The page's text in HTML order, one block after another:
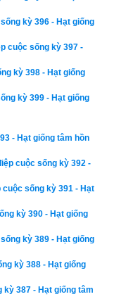
Phù
Xem ngày
theo Khổng Minh
Lý Thuần Phong
gian…nên vinh dự
vạn niên số 1 hiện
mà còn luận giải
dễ dàng lựa chọn
Hãy thử một lần
mềm lịch vạn sự
kỳ 396 - Hạt giống
cuộc sống kỳ 397 -
kỳ 398 - Hạt giống
kỳ 399 - Hạt giống
- Hạt giống tâm hồn
cuộc sống kỳ 392 -
sống kỳ 391 - Hạt
kỳ 390 - Hạt giống
kỳ 389 - Hạt giống
kỳ 388 - Hạt giống
kỳ 387 - Hạt giống tâm